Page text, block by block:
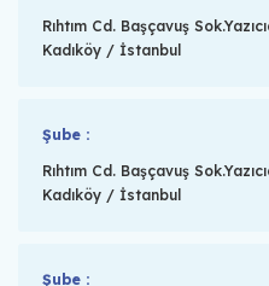
Rıhtım Cd. Başçavuş
Kadıköy / İstanbul
Şube :
Rıhtım Cd. Başçavuş
Kadıköy / İstanbul
Şube :